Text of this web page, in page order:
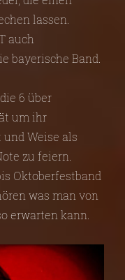
lassen.
auch
bayerische Band.
6 über
um ihr
Weise als
zu feiern.
Oktoberfestband
was man von
erwarten kann.